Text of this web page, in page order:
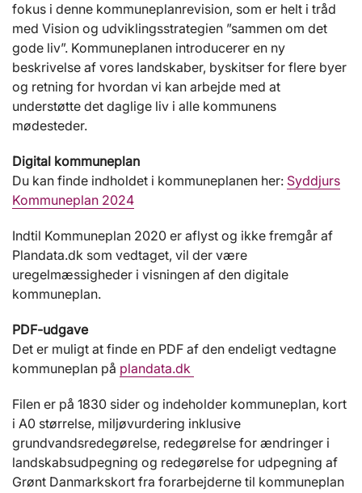
fokus i denne kommuneplanrevision, som er helt i tråd
med Vision og udviklingsstrategien ”sammen om det
gode liv”. Kommuneplanen introducerer en ny
beskrivelse af vores landskaber, byskitser for flere byer
og retning for hvordan vi kan arbejde med at
understøtte det daglige liv i alle kommunens
mødesteder.
Digital kommuneplan
Du kan finde indholdet i kommuneplanen her: Syddjurs
Kommuneplan 2024
Indtil Kommuneplan 2020 er aflyst og ikke fremgår af
Plandata.dk som vedtaget, vil der være
uregelmæssigheder i visningen af den digitale
kommuneplan.
PDF-udgave
Det er muligt at finde en PDF af den endeligt vedtagne
kommuneplan på plandata.dk
Filen er på 1830 sider og indeholder kommuneplan, kort
i A0 størrelse, miljøvurdering inklusive
grundvandsredegørelse, redegørelse for ændringer i
landskabsudpegning og redegørelse for udpegning af
Grønt Danmarkskort fra forarbejderne til kommuneplan